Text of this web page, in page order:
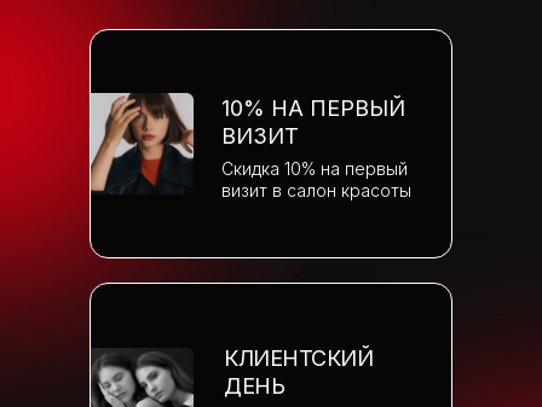
10% НА ПЕРВЫЙ
ВИЗИТ
Скидка 10% на первый
визит в салон красоты
КЛИЕНТСКИЙ
ДЕНЬ